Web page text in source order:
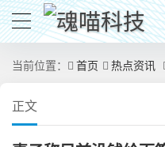
当前位置： 首页 热点资讯
正文